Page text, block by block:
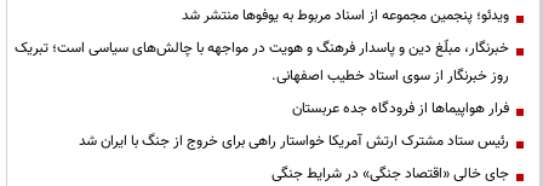
ویدئو؛ پنجمین مجموعه از اسناد مربوط به یوفوها منتشر شد
خبرنگار، مبلّغ دین و پاسدار فرهنگ و هویت در مواجهه با چالش‌های سیاسی است؛ تبریک
روز خبرنگار از سوی استاد خطیب اصفهانی.
فرار هواپیماها از فرودگاه جده عربستان
رئیس ستاد مشترک ارتش آمریکا خواستار راهی برای خروج از جنگ با ایران شد
جای خالی «اقتصاد جنگی» در شرایط جنگی